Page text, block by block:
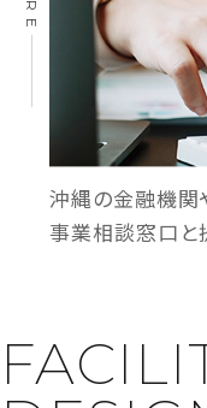
沖縄の金融機関
事業相談窓口と